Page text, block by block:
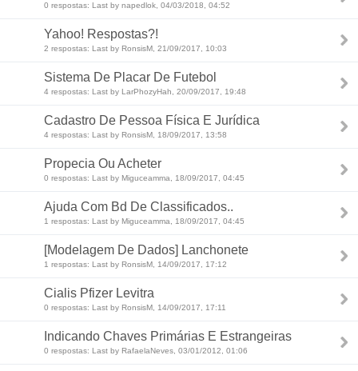
0 respostas: Last by napedlok, 04/03/2018, 04:52
Yahoo! Respostas?!
2 respostas: Last by RonsisM, 21/09/2017, 10:03
Sistema De Placar De Futebol
4 respostas: Last by LarPhozyHah, 20/09/2017, 19:48
Cadastro De Pessoa Física E Jurídica
4 respostas: Last by RonsisM, 18/09/2017, 13:58
Propecia Ou Acheter
0 respostas: Last by Miguceamma, 18/09/2017, 04:45
Ajuda Com Bd De Classificados..
1 respostas: Last by Miguceamma, 18/09/2017, 04:45
[Modelagem De Dados] Lanchonete
1 respostas: Last by RonsisM, 14/09/2017, 17:12
Cialis Pfizer Levitra
0 respostas: Last by RonsisM, 14/09/2017, 17:11
Indicando Chaves Primárias E Estrangeiras
0 respostas: Last by RafaelaNeves, 03/01/2012, 01:06